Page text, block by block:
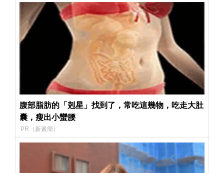
腹部脂肪的「剋星」找到了，常吃這幾物，吃走大肚
囊，瘦出小蠻腰
PR（新素簡）